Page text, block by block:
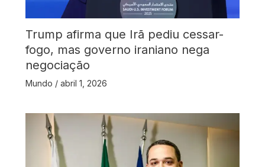
Trump afirma que Irã pediu cessar-
fogo, mas governo iraniano nega
negociação
Mundo / abril 1, 2026